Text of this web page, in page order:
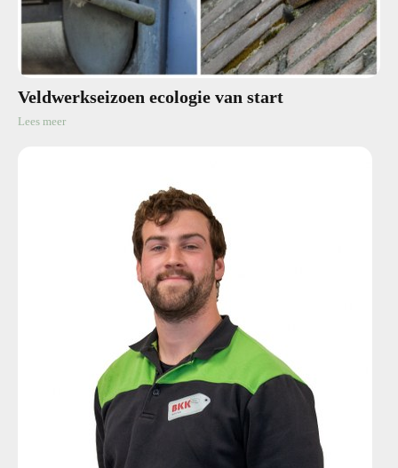
Veldwerkseizoen ecologie van start
Lees meer